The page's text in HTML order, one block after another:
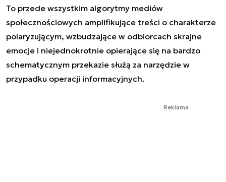
To przede wszystkim algorytmy mediów
społecznościowych amplifikujące treści o charakterze
polaryzującym, wzbudzające w odbiorcach skrajne
emocje i niejednokrotnie opierające się na bardzo
schematycznym przekazie służą za narzędzie w
przypadku operacji informacyjnych.
Reklama